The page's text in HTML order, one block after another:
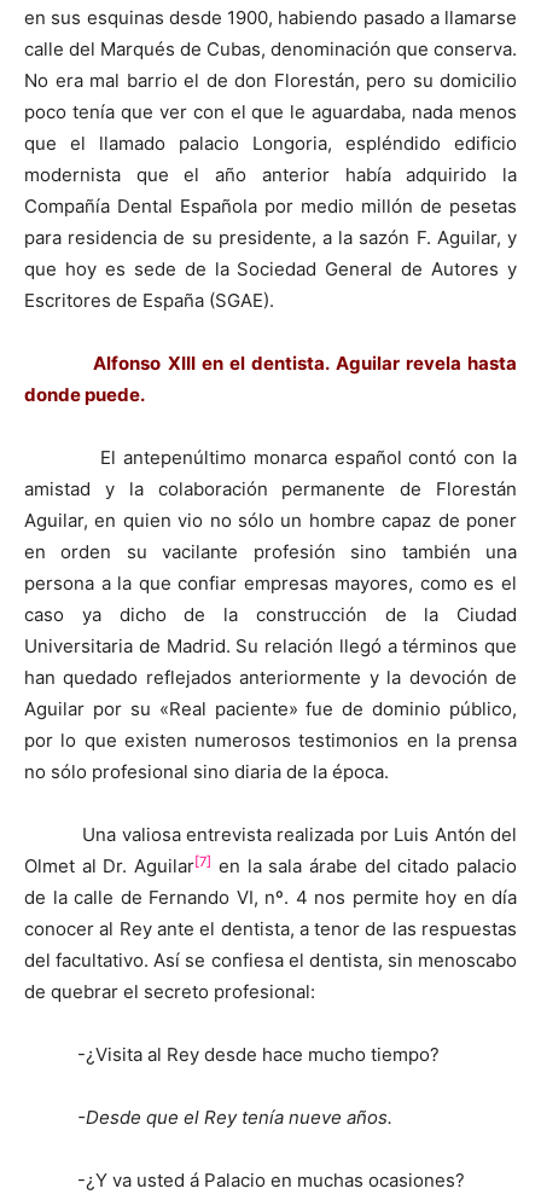
en sus esquinas desde 1900, habiendo pasado a llamarse
calle del Marqués de Cubas, denominación que conserva.
No era mal barrio el de don Florestán, pero su domicilio
poco tenía que ver con el que le aguardaba, nada menos
que el llamado palacio Longoria, espléndido edificio
modernista que el año anterior había adquirido la
Compañía Dental Española por medio millón de pesetas
para residencia de su presidente, a la sazón F. Aguilar, y
que hoy es sede de la Sociedad General de Autores y
Escritores de España (SGAE).
Alfonso XIII en el dentista. Aguilar revela hasta
donde puede.
El antepenúltimo monarca español contó con la
amistad y la colaboración permanente de Florestán
Aguilar, en quien vio no sólo un hombre capaz de poner
en orden su vacilante profesión sino también una
persona a la que confiar empresas mayores, como es el
caso ya dicho de la construcción de la Ciudad
Universitaria de Madrid. Su relación llegó a términos que
han quedado reflejados anteriormente y la devoción de
Aguilar por su «Real paciente» fue de dominio público,
por lo que existen numerosos testimonios en la prensa
no sólo profesional sino diaria de la época.
Una valiosa entrevista realizada por Luis Antón del
Olmet al Dr. Aguilar[7] en la sala árabe del citado palacio
de la calle de Fernando VI, nº. 4 nos permite hoy en día
conocer al Rey ante el dentista, a tenor de las respuestas
del facultativo. Así se confiesa el dentista, sin menoscabo
de quebrar el secreto profesional:
-¿Visita al Rey desde hace mucho tiempo?
-Desde que el Rey tenía nueve años.
-¿Y va usted á Palacio en muchas ocasiones?